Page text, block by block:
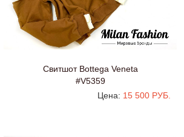
Свитшот Bottega Veneta
#V5359
Цена: 15 500 РУБ.